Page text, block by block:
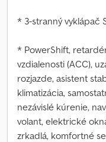
* 3-stranný vyklápač
* PowerShift,
vzdialenosti (ACC),
rozjazde, asistent
klimatizácia,
nezávislé kúrenie,
volant, elektrické
zrkadlá, komfortné